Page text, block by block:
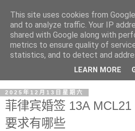
2025年12月13日星期六
菲律宾婚签 13A
要求有哪些
This site uses cookies from
and to analyze traffic. Your IP
shared with Google along with
metrics to ensure quality of
statistics, and to detect and
LEARN MORE